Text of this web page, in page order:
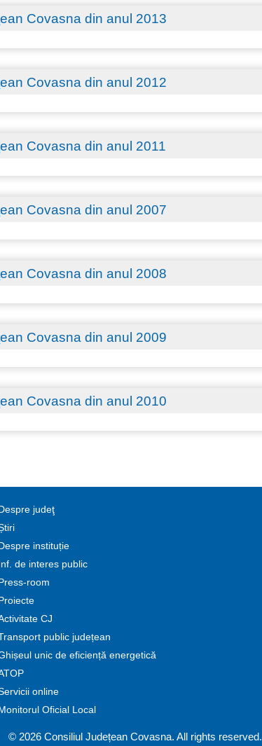
Covasna din anul 2013
Covasna din anul 2012
Covasna din anul 2011
Covasna din anul 2007
Covasna din anul 2008
Covasna din anul 2009
Covasna din anul 2010
Despre judeţ
Despre instituție
Inf. de interes public
Press-room
Proiecte
CJ
public județean
unic de eficiență energetică
online
Monitorul Oficial Local
© 2026 Consiliul Județean Covasna. All rights reserved.